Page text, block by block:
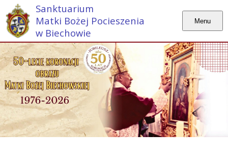
Sanktuarium
Matki Bożej Pocieszenia
w Biechowie
Menu